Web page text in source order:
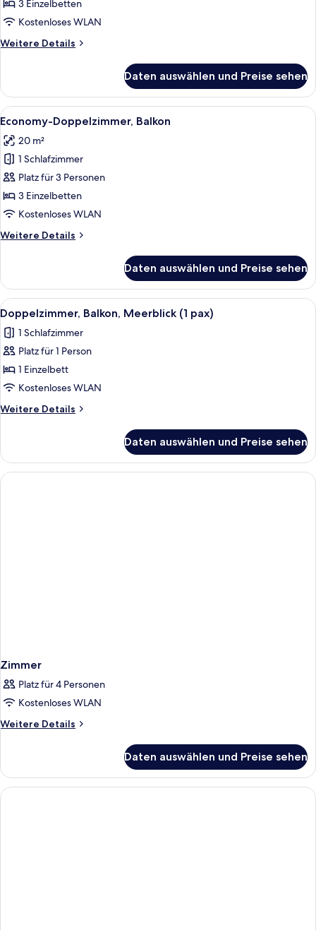
3 Einzelbetten
Kostenloses WLAN
Weitere Details
Weitere
Balkon
Daten auswählen und Preise sehen
Alle
Fotos
für
Economy-
Doppelzimmer,
Balkon
anzeigen
Ein Hotelzimmer mit einem großen
5
Economy-Doppelzimmer, Balkon
20 m²
1 Schlafzimmer
Platz für 3 Personen
3 Einzelbetten
Kostenloses WLAN
Weitere Details
Weitere
Doppelzimmer,
Balkon
Daten auswählen und Preise sehen
Alle
Fotos
für
Doppelzimmer,
Balkon,
Meerblick
(1
pax)
Ein Balkon mit Blick auf das Meer,
4
Doppelzimmer, Balkon, Meerblick (1 pax)
1 Schlafzimmer
Platz für 1 Person
1 Einzelbett
Kostenloses WLAN
Weitere Details
Weitere
Balkon,
Meerblick
(1
Daten auswählen und Preise sehen
Zimmer
Platz für 4 Personen
Kostenloses WLAN
Weitere Details
Weitere
Daten auswählen und Preise sehen